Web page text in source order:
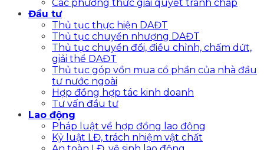
Các phương thức giải quyết tranh chấp
Đầu tư
Thủ tục thực hiện DAĐT
Thủ tục chuyển nhượng DAĐT
Thủ tục chuyển đổi, điều chỉnh, chấm dứt,
giải thể DAĐT
Thủ tục góp vồn mua cổ phần của nhà đầu
tư nước ngoài
Hợp đồng hợp tác kinh doanh
Tư vấn đầu tư
Lao động
Pháp luật về hợp đồng lao động
Kỷ luật LĐ, trách nhiệm vật chất